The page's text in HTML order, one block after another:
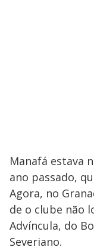
Manafá estava
ano passado,
Agora, no
de o clube não
Advíncula, do
Severiano.